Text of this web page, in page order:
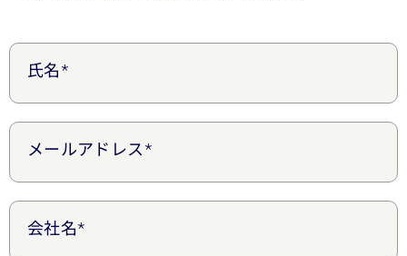
氏名*
メールアドレス*
会社名*